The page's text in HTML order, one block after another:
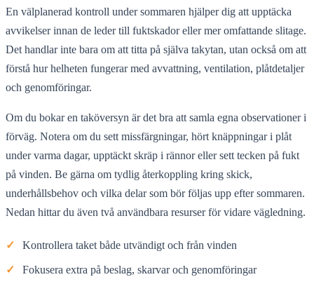
En välplanerad kontroll under sommaren hjälper dig att upptäcka
avvikelser innan de leder till fuktskador eller mer omfattande slitage.
Det handlar inte bara om att titta på själva takytan, utan också om att
förstå hur helheten fungerar med avvattning, ventilation, plåtdetaljer
och genomföringar.
Om du bokar en taköversyn är det bra att samla egna observationer i
förväg. Notera om du sett missfärgningar, hört knäppningar i plåt
under varma dagar, upptäckt skräp i rännor eller sett tecken på fukt
på vinden. Be gärna om tydlig återkoppling kring skick,
underhållsbehov och vilka delar som bör följas upp efter sommaren.
Nedan hittar du även två användbara resurser för vidare vägledning.
✓ Kontrollera taket både utvändigt och från vinden
✓ Fokusera extra på beslag, skarvar och genomföringar